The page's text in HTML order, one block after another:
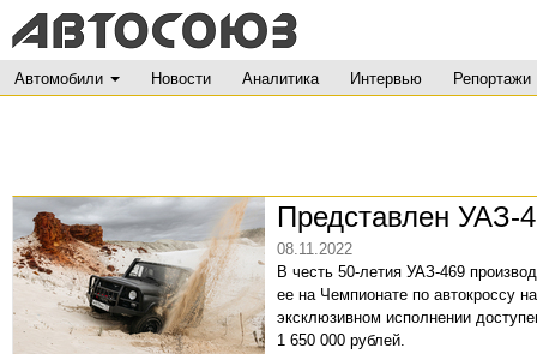
Автомобили Новости Аналитика Интервью Репортажи
Представлен УАЗ-
08.11.2022
В честь 50-летия УАЗ-469
ее на Чемпионате по автокроссу
эксклюзивном исполнении
1 650 000 рублей.